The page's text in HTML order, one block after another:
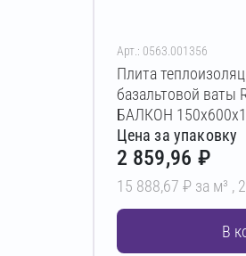
Арт.: 0563.001356
Плита
базальтовой
БАЛКОН
Цена за упаковку
2 859,96 ₽
15 888,67 ₽ за м³ ,
В